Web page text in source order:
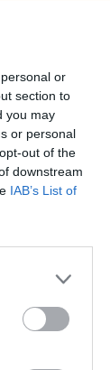
or
section to
you may
or personal
out of the
downstream
IAB’s List of